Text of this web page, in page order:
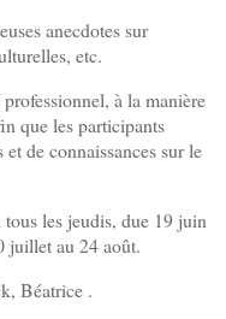
anecdotes sur
etc.
à la manière
que les participants
de connaissances sur le
les jeudis, due 19 juin
juillet au 24 août.
Béatrice .